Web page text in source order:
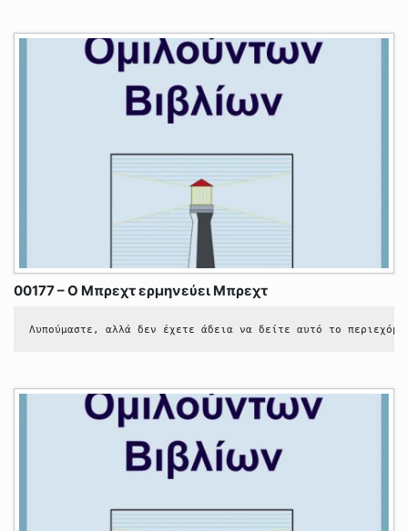
00177 – Ο Μπρεχτ ερμηνεύει Μπρεχτ
Λυπούμαστε, αλλά δεν έχετε άδεια να δείτε αυτό το